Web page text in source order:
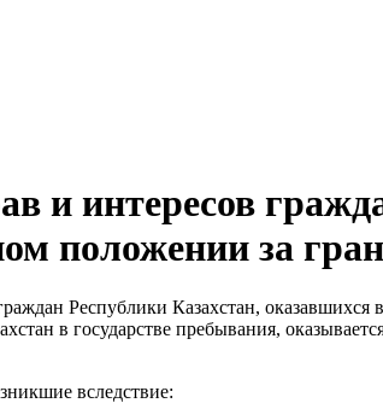
и интересов
положении за
Республики Казахстан,
в государстве пребывания,
вследствие: